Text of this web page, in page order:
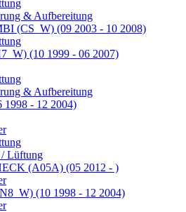
& Aufbereitung
(CS_W) (09 2003 - 10 2008)
(10 1999 - 06 2007)
& Aufbereitung
- 12 2004)
Lüftung
(A05A) (05 2012 - )
(10 1998 - 12 2004)